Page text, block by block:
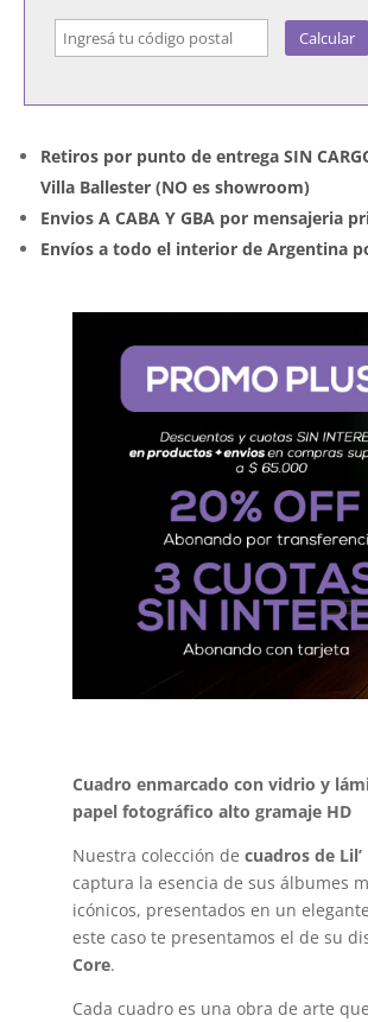
Calcular
Retiros por punto de entrega SIN
Villa Ballester (NO es showroom)
Envios A CABA Y GBA por mensajeria
Envíos a todo el interior de Argentina
Cuadro enmarcado con vidrio y
papel fotográfico alto gramaje HD
Nuestra colección de cuadros de Lil’
captura la esencia de sus álbumes
icónicos, presentados en un
este caso te presentamos el de su
Core.
Cada cuadro es una obra de arte